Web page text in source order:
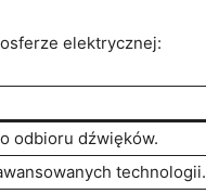
elektrycznej:
odbioru dźwięków.
technologii.